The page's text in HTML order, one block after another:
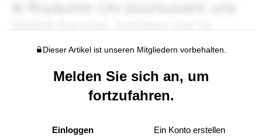
Dieser Artikel ist unseren Mitgliedern vorbehalten.
Melden Sie sich an, um
fortzufahren.
Einloggen Ein Konto erstellen